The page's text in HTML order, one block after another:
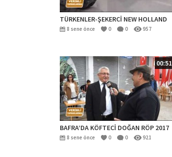
TÜRKENLER-ŞEKERCİ NEW HOLLAND
8 sene önce 0 0 957
00:51
BAFRA’DA KÖFTECİ DOĞAN RÖP 2017
8 sene önce 0 0 921